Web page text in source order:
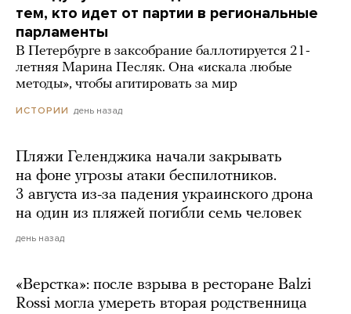
тем, кто идет от партии в региональные
парламенты
В Петербурге в заксобрание баллотируется 21-
летняя Марина Песляк. Она «искала любые
методы», чтобы агитировать за мир
ИСТОРИИ день назад
Пляжи Геленджика начали закрывать
на фоне угрозы атаки беспилотников.
3 августа из-за падения украинского дрона
на один из пляжей погибли семь человек
день назад
«Верстка»: после взрыва в ресторане Balzi
Rossi могла умереть вторая родственница